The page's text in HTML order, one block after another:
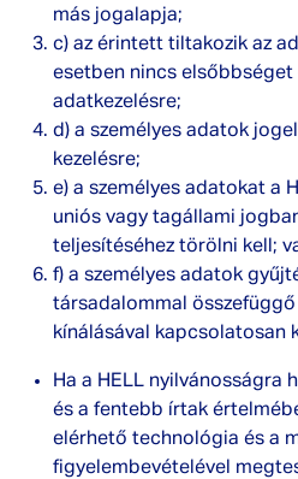
más jogalapja;
c) az érintett tiltakozik az
esetben nincs elsőbbséget
adatkezelésre;
d) a személyes adatok
kezelésre;
e) a személyes adatokat a
uniós vagy tagállami
teljesítéséhez törölni kell;
f) a személyes adatok
társadalommal
kínálásával kapcsolatosan
Ha a HELL nyilvánosságra
és a fentebb írtak
elérhető technológia és a
figyelembevételével